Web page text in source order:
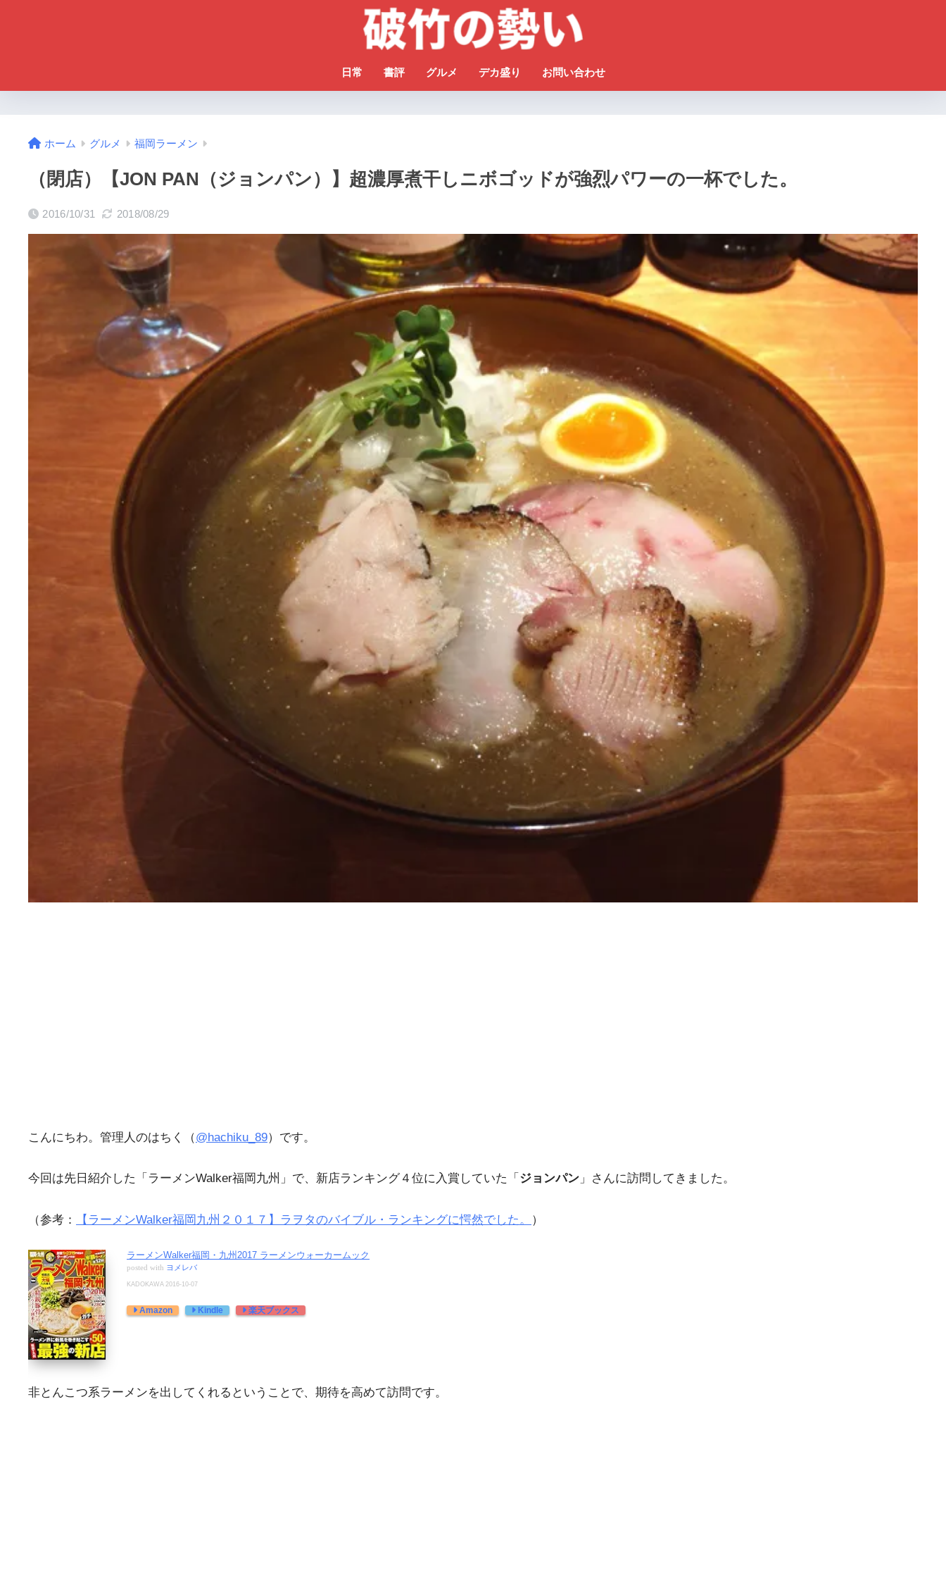
日常 書評 グルメ デカ盛り お問い合わせ
ホーム グルメ 福岡ラーメン
（閉店）【JON PAN（ジョンパン）】超濃厚煮干しニボゴッドが強烈パワーの一杯でした。
2016/10/31 2018/08/29
こんにちわ。管理人のはちく（@hachiku_89）です。
今回は先日紹介した「ラーメンWalker福岡九州」で、新店ランキング４位に入賞していた「 ジョンパン 」さんに訪問してきました。
（参考： 【ラーメンWalker福岡九州２０１７】ラヲタのバイブル・ランキングに愕然でした。 ）
ラーメンWalker福岡・九州2017 ラーメンウォーカームック
posted with ヨメレバ
KADOKAWA 2016-10-07
Amazon Kindle 楽天ブックス
非とんこつ系ラーメンを出してくれるということで、期待を高めて訪問です。